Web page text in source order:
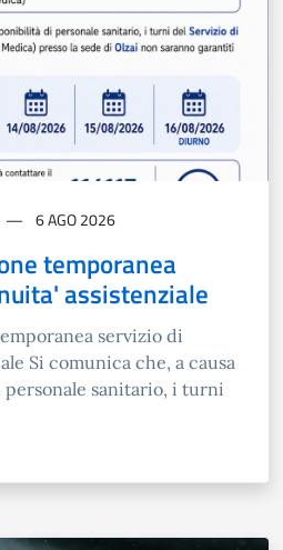
6 AGO 2026
temporanea
assistenziale
servizio di
Si comunica che, a causa
sanitario, i turni